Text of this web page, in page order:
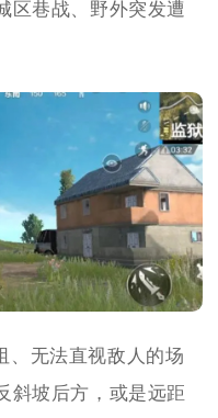
区巷战、野外突发遭
、无法直视敌人的场
斜坡后方，或是远距